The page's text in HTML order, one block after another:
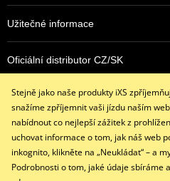
Strečový pas a zapínání na suchý
Spojovací zip YKK® 8VS
Přední zip YKK® 8VS
Kompatibilní s: BUNDA GS-1
PDF size chart GMS
PDF GMS SIZE
Užitečné informace
Oficiální distributor CZ/SK
info@ixs-
Po - Pá
Stejně jako naše produkty iXS
snažíme zpříjemnit vaši jízdu naším
nabídnout co nejlepší zážitek z
uchovat informace o tom, jak náš web
inkognito, klikněte na „Neukládat“ – a
Podrobnosti o tom, jaké údaje sbíráme